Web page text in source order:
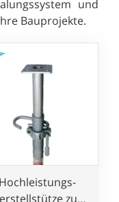
und
Bauprojekte.
Hochleistungs-
zur